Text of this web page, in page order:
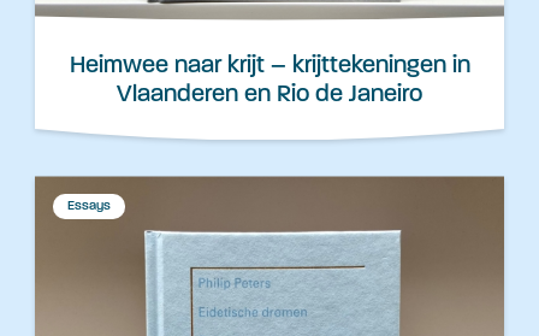
Heimwee naar krijt – krijttekeningen in
Vlaanderen en Rio de Janeiro
Essays